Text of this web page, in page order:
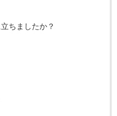
ちましたか？